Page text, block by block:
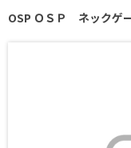
OSP ＯＳＰ ネックゲ